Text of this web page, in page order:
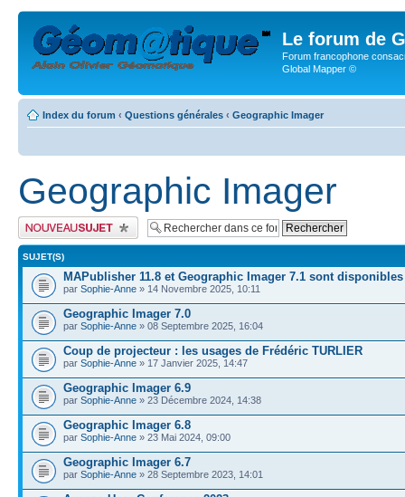
Le forum de
Forum francophone
Global Mapper ©
Index du forum ‹ Questions générales ‹ Geographic Imager
Geographic Imager
Publier un nouveau sujet
SUJET(S)
MAPublisher 11.8 et Geographic Imager 7.1 sont disponibles
par Sophie-Anne » 14 Novembre 2025, 10:11
Geographic Imager 7.0
par Sophie-Anne » 08 Septembre 2025, 16:04
Coup de projecteur : les usages de Frédéric TURLIER
par Sophie-Anne » 17 Janvier 2025, 14:47
Geographic Imager 6.9
par Sophie-Anne » 23 Décembre 2024, 14:38
Geographic Imager 6.8
par Sophie-Anne » 23 Mai 2024, 09:00
Geographic Imager 6.7
par Sophie-Anne » 28 Septembre 2023, 14:01